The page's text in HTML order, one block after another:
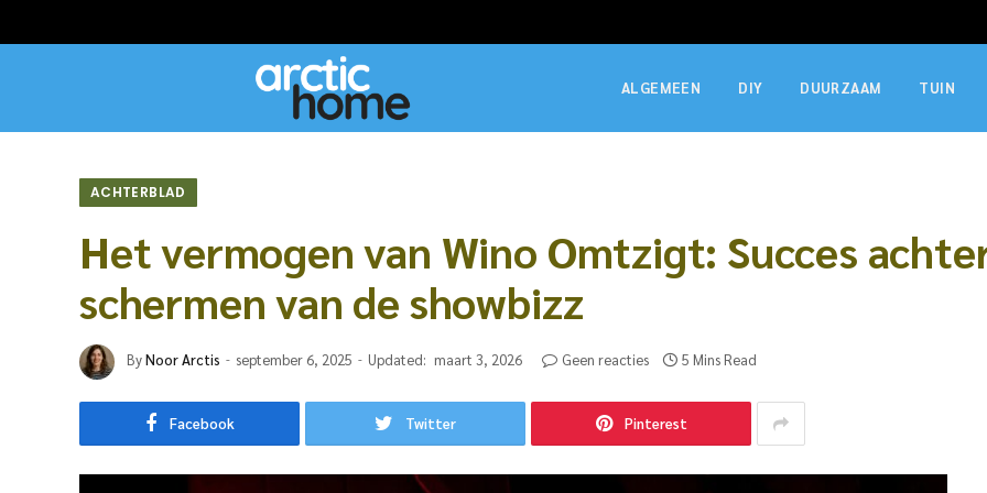
ALGEMEEN DIY DUURZAAM TUIN
ACHTERBLAD
Het vermogen van Wino Omtzigt: Succes
schermen van de showbizz
ByNoor Arctis september 6, 2025 Updated: maart 3, 2026 Geen reacties 5 Mins Read
Facebook Twitter Pinterest